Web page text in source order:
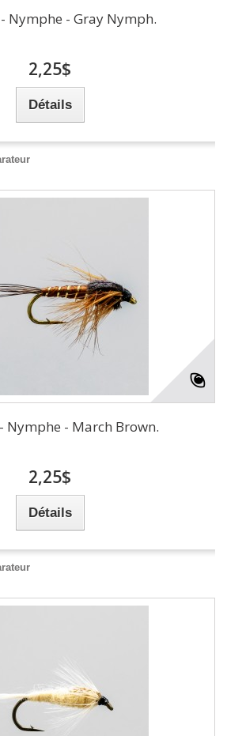
Nymphe - Gray Nymph.
2,25$
Détails
Nymphe - March Brown.
2,25$
Détails